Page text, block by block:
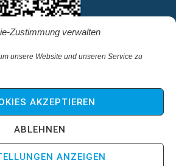
Zustimmung verwalten
unsere Website und unseren Service zu
AKZEPTIEREN
ABLEHNEN
ANZEIGEN
Startseite
Kontakt
& Haftungsausschluss
Datenschutz